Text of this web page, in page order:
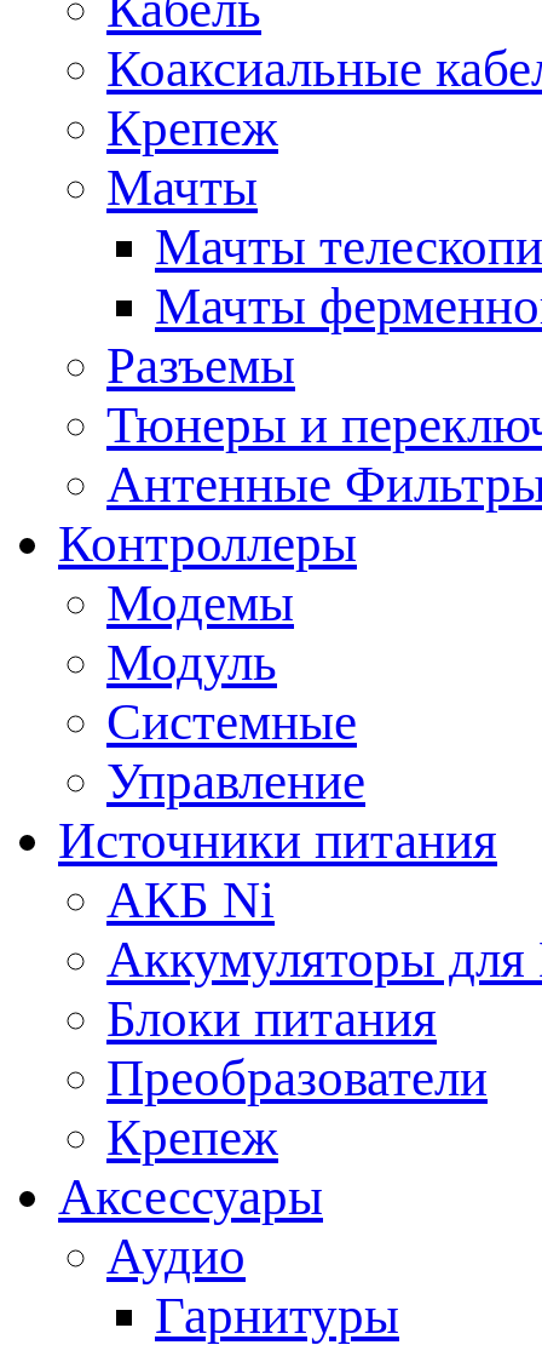
Коаксиальные
Крепеж
Мачты
Мачты
Мачты
Разъемы
Тюнеры и
Антенные
Контроллеры
Модемы
Модуль
Системные
Управление
Источники питания
АКБ Ni
Аккумуляторы
Блоки питания
Преобразователи
Крепеж
Аксессуары
Аудио
Гарнитуры